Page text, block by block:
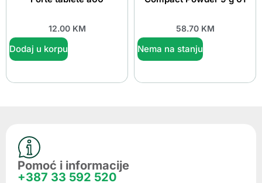
12.00 KM
Dodaj u korpu
58.70 KM
Nema na stanju
Pomoć i informacije
+387 33 592 520